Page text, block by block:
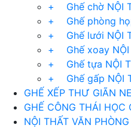
+ Ghế chờ NỘI
+ Ghế phòng
+ Ghế lưới NỘI
+ Ghế xoay NỘI
+ Ghế tựa NỘI
+ Ghế gấp NỘI
GHẾ XẾP THƯ GIÃN
GHẾ CÔNG THÁI HỌC
NỘI THẤT VĂN PHÒNG